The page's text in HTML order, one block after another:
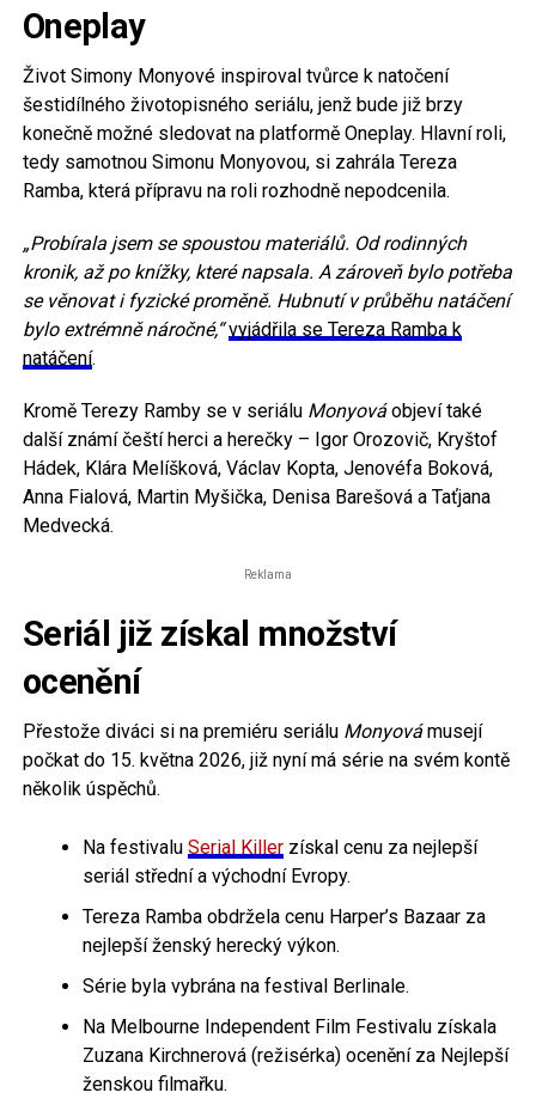
Oneplay
Život Simony Monyové inspiroval tvůrce k natočení
šestidílného životopisného seriálu, jenž bude již brzy
konečně možné sledovat na platformě Oneplay. Hlavní roli,
tedy samotnou Simonu Monyovou, si zahrála Tereza
Ramba, která přípravu na roli rozhodně nepodcenila.
„Probírala jsem se spoustou materiálů. Od rodinných
kronik, až po knížky, které napsala. A zároveň bylo potřeba
se věnovat i fyzické proměně. Hubnutí v průběhu natáčení
bylo extrémně náročné,“ vyjádřila se Tereza Rambak
natáčení.
Kromě Terezy Ramby se v seriálu Monyováobjeví také
další známí čeští herci a herečky – Igor Orozovič, Kryštof
Hádek, Klára Melíšková, Václav Kopta, Jenovéfa Boková,
Anna Fialová, Martin Myšička, Denisa Barešová a Taťjana
Medvecká.
Reklama
Seriál již získal množství
ocenění
Přestože diváci si na premiéru seriálu Monyovámusejí
počkat do 15. května 2026, již nyní má série na svém kontě
několik úspěchů.
Na festivalu Serial Killerzískal cenu za nejlepší
seriál střední a východní Evropy.
Tereza Ramba obdržela cenu Harper’s Bazaar za
nejlepší ženský herecký výkon.
Série byla vybrána na festival Berlinale.
Na Melbourne Independent Film Festivalu získala
Zuzana Kirchnerová (režisérka) ocenění za Nejlepší
ženskou filmařku.